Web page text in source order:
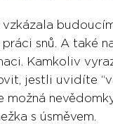
práci snů. A také
Kamkoliv
jestli uvidíte
možná
s úsměvem.